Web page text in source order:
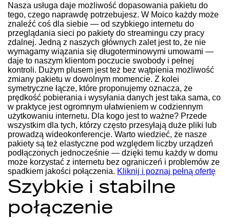
Nasza usługa daje możliwość dopasowania pakietu do
tego, czego naprawdę potrzebujesz. W Moico każdy może
znaleźć coś dla siebie — od szybkiego internetu do
przeglądania sieci po pakiety do streamingu czy pracy
zdalnej. Jedną z naszych głównych zalet jest to, że nie
wymagamy wiązania się długoterminowymi umowami —
daje to naszym klientom poczucie swobody i pełnej
kontroli. Dużym plusem jest też bez wątpienia możliwość
zmiany pakietu w dowolnym momencie. Z kolei
symetryczne łącze, które proponujemy oznacza, że
prędkość pobierania i wysyłania danych jest taka sama, co
w praktyce jest ogromnym ułatwieniem w codziennym
użytkowaniu internetu. Dla kogo jest to ważne? Przede
wszystkim dla tych, którzy często przesyłają duże pliki lub
prowadzą wideokonferencje. Warto wiedzieć, że nasze
pakiety są też elastyczne pod względem liczby urządzeń
podłączonych jednocześnie — dzięki temu każdy w domu
może korzystać z internetu bez ograniczeń i problemów ze
spadkiem jakości połączenia. Kliknij i poznaj pełną ofertę
Szybkie i stabilne
połączenie